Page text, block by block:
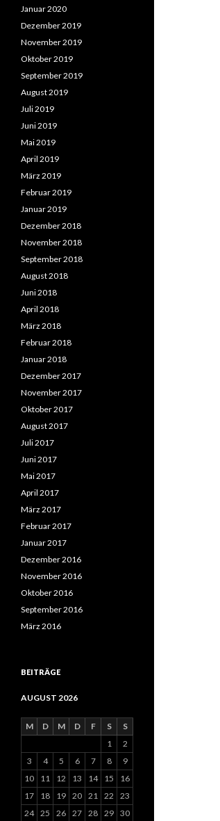
Januar 2020
Dezember 2019
November 2019
Oktober 2019
September 2019
August 2019
Juli 2019
Juni 2019
Mai 2019
April 2019
März 2019
Februar 2019
Januar 2019
Dezember 2018
November 2018
September 2018
August 2018
Juni 2018
April 2018
März 2018
Februar 2018
Januar 2018
Dezember 2017
November 2017
Oktober 2017
August 2017
Juli 2017
Juni 2017
Mai 2017
April 2017
März 2017
Februar 2017
Januar 2017
Dezember 2016
November 2016
Oktober 2016
September 2016
März 2016
BEITRÄGE
AUGUST 2026
M D M D F S
S
1
2
3
4 5 6 7 8
9
10
11 12 13 14 15
16
17
18 19 20 21 22
23
24 25 26 27 28 29 30